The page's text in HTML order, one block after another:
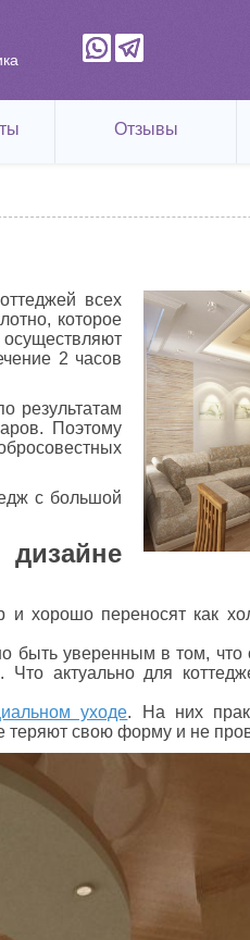
Отзывы
всех
которое
2 часов
результатам
Поэтому
с большой
хорошо переносят как
уверенным в том, что
актуально для
уходе. На них
теряют свою форму и не